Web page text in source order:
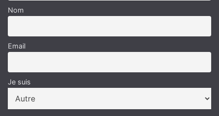
Nom
Email
Je suis